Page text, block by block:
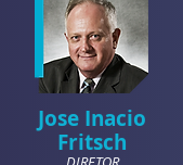
Jose Inacio
Fritsch